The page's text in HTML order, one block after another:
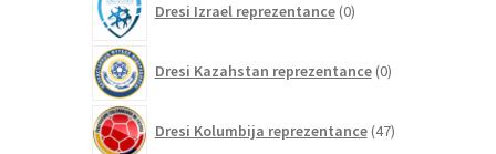
Dresi Izrael reprezentance 0izdelkov
Dresi Kazahstan reprezentance 0izdelkov
Dresi Kolumbija reprezentance 47izdelkov